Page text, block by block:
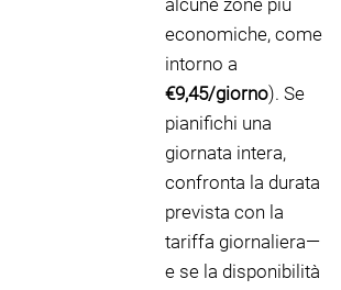
alcune zone più
economiche, come
intorno a
€9,45/giorno). Se
pianifichi una
giornata intera,
confronta la durata
prevista con la
tariffa giornaliera—
e se la disponibilità